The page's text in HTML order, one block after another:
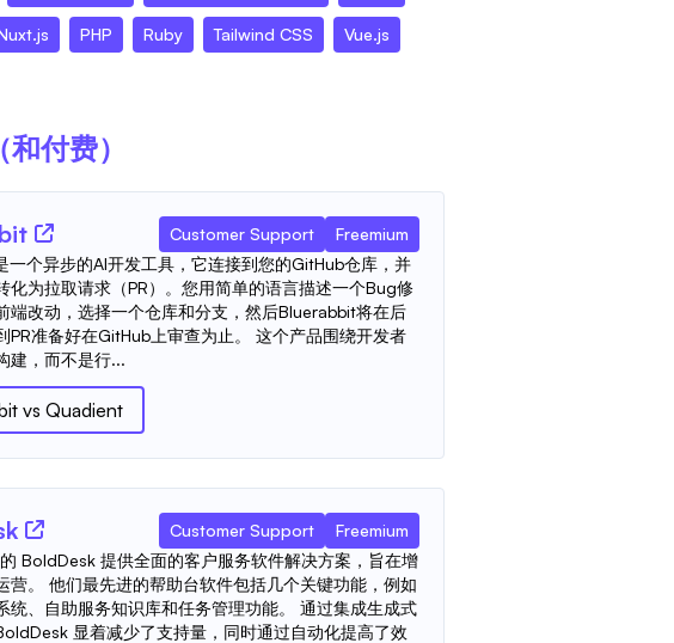
PHP Ruby Tailwind CSS Vue.js
付费）
Customer Support
Freemium
一个异步的AI开发工具，它连接到您的GitHub仓库，并
化为拉取请求（PR）。您用简单的语言描述一个Bug修
端改动，选择一个仓库和分支，然后Bluerabbit将在后
PR准备好在GitHub上审查为止。 这个产品围绕开发者
建，而不是行...
vs Quadient
Customer Support
Freemium
BoldDesk 提供全面的客户服务软件解决方案，旨在增
营。 他们最先进的帮助台软件包括几个关键功能，例如
统、自助服务知识库和任务管理功能。 通过集成生成式
显着减少了支持量，同时通过自动化提高了效